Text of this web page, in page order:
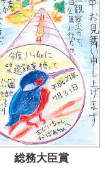
総務大臣賞